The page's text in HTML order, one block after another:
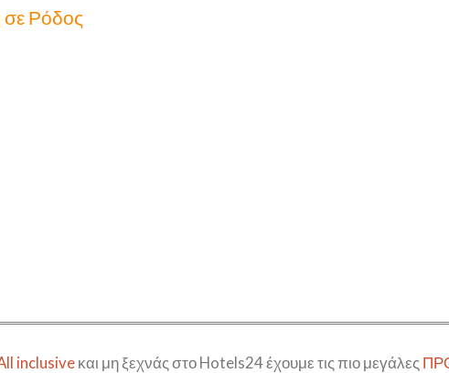
σε Ρόδος
inclusiveκαι μη ξεχνάς στο Hotels24 έχουμε τις πιο μεγάλες